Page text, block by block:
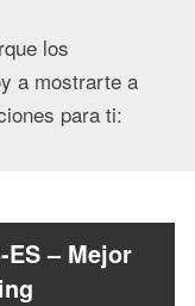
los
a mostrarte a
para ti:
ES – Mejor